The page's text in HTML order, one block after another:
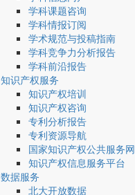
学科课题咨询
学科情报订阅
学术规范与投稿指南
学科竞争力分析报告
学科前沿报告
知识产权服务
知识产权培训
知识产权咨询
专利分析报告
专利资源导航
国家知识产权公共服务网
知识产权信息服务平台
数据服务
北大开放数据